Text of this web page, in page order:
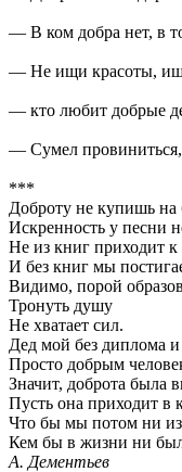
— В ком добра нет, в
— Не ищи красоты,
— кто любит добрые
— Сумел
***
Доброту не купишь на
Искренность у песни
Не из книг приходит к
И без книг мы
Видимо, порой
Тронуть душу
Не хватает сил.
Дед мой без диплома и
Просто добрым
Значит, доброта была
Пусть она приходит в
Что бы мы потом ни
Кем бы в жизни ни
А. Дементьев